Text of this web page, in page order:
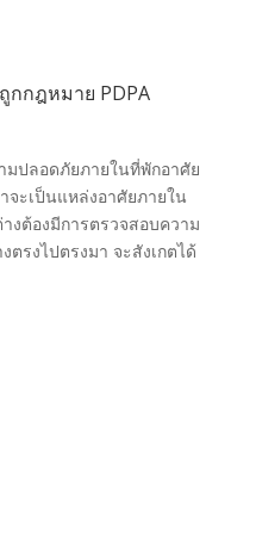
กกฎหมาย PDPA
มปลอดภัยภายในที่พักอาศัย
จะเป็นแหล่งอาศัยภายใน
ต้องมีการตรวจสอบความ
รงไปตรงมา จะสังเกตได้